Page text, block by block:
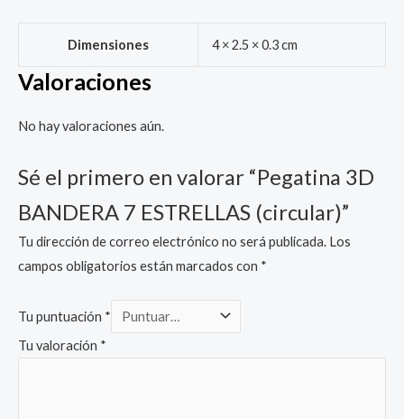
Dimensiones 4 × 2.5 × 0.3 cm
Valoraciones
No hay valoraciones aún.
Sé el primero en valorar “Pegatina 3D
BANDERA 7 ESTRELLAS (circular)”
Tu dirección de correo electrónico no será publicada. Los
campos obligatorios están marcados con *
Tu puntuación *
Tu valoración *